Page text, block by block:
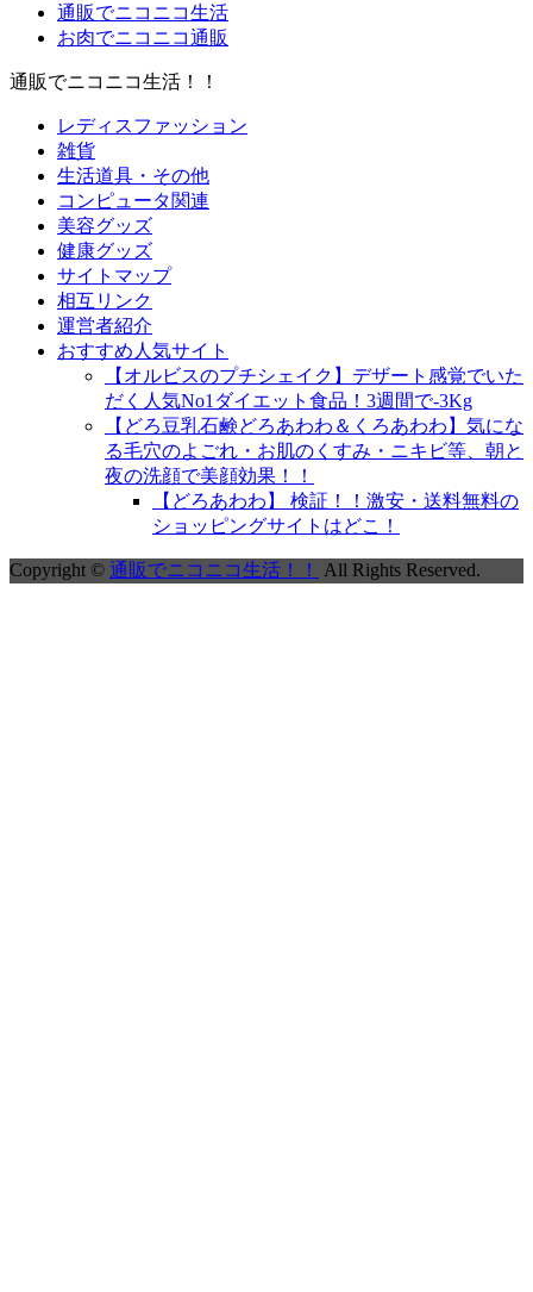
通販でニコニコ生活
お肉でニコニコ通販
通販でニコニコ生活！！
レディスファッション
雑貨
生活道具・その他
コンピュータ関連
美容グッズ
健康グッズ
サイトマップ
相互リンク
運営者紹介
おすすめ人気サイト
【オルビスのプチシェイク】デザート感覚でいた
だく人気No1ダイエット食品！3週間で-3Kg
【どろ豆乳石鹸どろあわわ＆くろあわわ】気にな
る毛穴のよごれ・お肌のくすみ・ニキビ等、朝と
夜の洗顔で美顔効果！！
【どろあわわ】 検証！！激安・送料無料の
ショッピングサイトはどこ！
Copyright © 通販でニコニコ生活！！ All Rights Reserved.